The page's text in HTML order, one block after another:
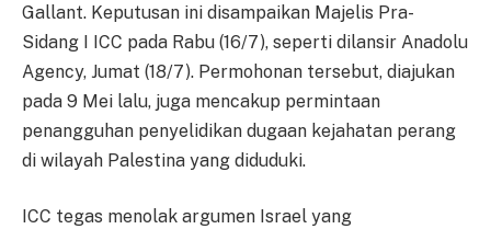
Gallant. Keputusan ini disampaikan Majelis Pra-
Sidang I ICC pada Rabu (16/7), seperti dilansir Anadolu
Agency, Jumat (18/7). Permohonan tersebut, diajukan
pada 9 Mei lalu, juga mencakup permintaan
penangguhan penyelidikan dugaan kejahatan perang
di wilayah Palestina yang diduduki.
ICC tegas menolak argumen Israel yang